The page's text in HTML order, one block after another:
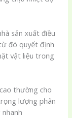
sản xuất điều
đó quyết định
vật liệu trong
thường cho
lượng phân